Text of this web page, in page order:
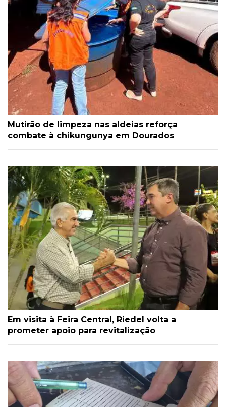
Mutirão de limpeza nas aldeias reforça
combate à chikungunya em Dourados
Em visita à Feira Central, Riedel volta a
prometer apoio para revitalização